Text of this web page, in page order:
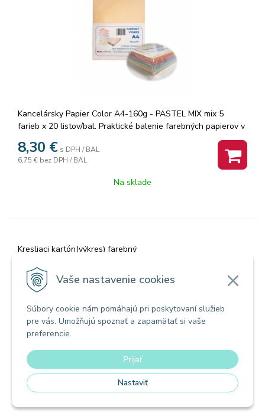
Vaše nastavenie cookies
Súbory cookie nám pomáhajú pri poskytovaní služieb
pre vás. Umožňujú spoznať a zapamätať si vaše
preferencie.
Prijať
Nastaviť
Kancelársky Papier Color A4-160g - PASTEL MIX mix 5
farieb x 20 listov/bal. Praktické balenie farebných papierov v
bledomodrá, lososová.
8,30 € s DPH / BAL
6,75 € bez DPH / BAL
Na sklade
Kresliaci kartón(výkres) farebný
OFSETOVÝ KARTÓN A3/225 g, SV. ZELENÝ
50 ks
Zľava -15%
Akcia